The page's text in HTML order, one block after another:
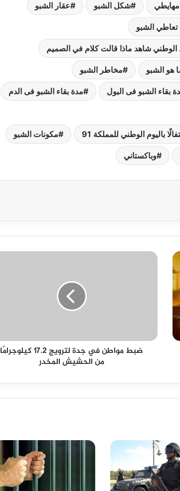
شكل الشبو عقار الشبو
تعاطي الشبو
شاهد ماذا قالت كلام في الصميم
هو الشبو مخاطر الشبو
بقاء الشبو فى البول مدة بقاء الشبو فى الدم
الوطني للمملكة 91 مكونات الشبو
وباكستاني
ضبط
الحشيش
المخدر
ضبط مواطن في جدة لترويج 17.2 كيلوجرامًا
من الحشيش المخدر